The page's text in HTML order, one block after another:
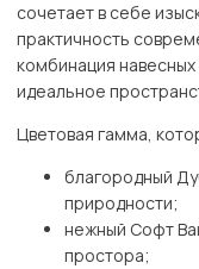
сочетает в себе
практичность
комбинация
идеальное
Цветовая гамма,
благородный
природности;
нежный Софт
простора;